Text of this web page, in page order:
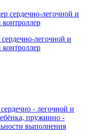
легочной и